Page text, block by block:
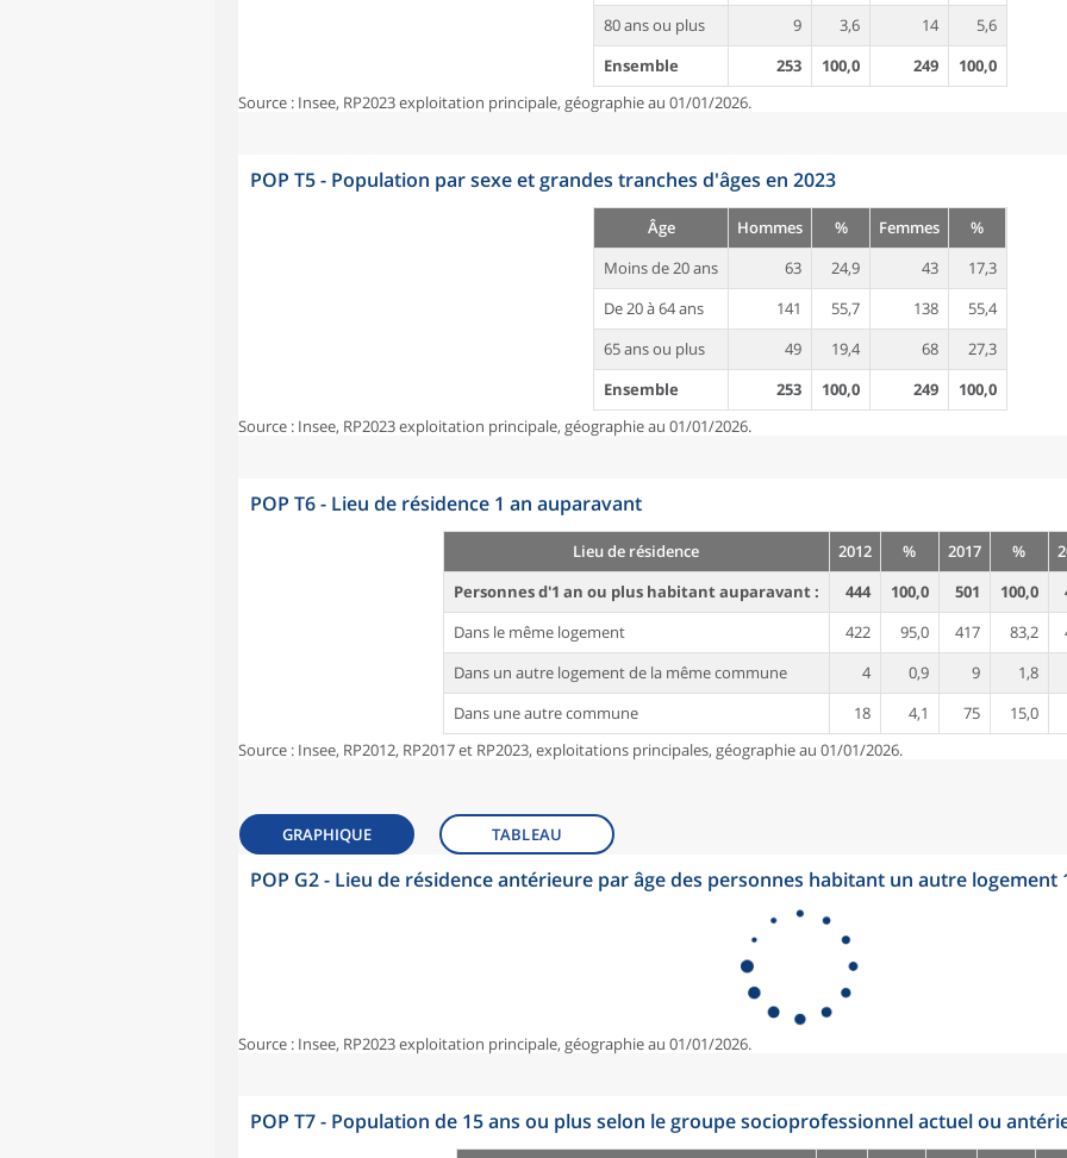
80 ans ou plus
9 3,6 14
5,6
Ensemble
253 100,0 249
100,0
Source : Insee, RP2023 exploitation principale, géographie au 01/01/2026.
POP T5 - Population par sexe et grandes tranches d'âges en 2023
Âge Hommes % Femmes
%
Moins de 20 ans
63 24,9 43
17,3
De 20 à 64 ans
141 55,7 138
55,4
65 ans ou plus
49 19,4 68
27,3
Ensemble
253 100,0 249
100,0
Source : Insee, RP2023 exploitation principale, géographie au 01/01/2026.
POP T6 - Lieu de résidence 1 an auparavant
Lieu de résidence 2012 % 2017 %
Personnes d'1 an ou plus habitant auparavant :
444 100,0 501 100,0
Dans le même logement
422 95,0 417 83,2
Dans un autre logement de la même commune
4 0,9 9
1,8
Dans une autre commune
18 4,1 75
15,0
Source : Insee, RP2012, RP2017 et RP2023, exploitations principales, géographie au 01/01/2026.
GRAPHIQUE TABLEAU
POP G2 - Lieu de résidence antérieure par âge des personnes habitant un autre logement
Source : Insee, RP2023 exploitation principale, géographie au 01/01/2026.
POP T7 - Population de 15 ans ou plus selon le groupe socioprofessionnel actuel ou